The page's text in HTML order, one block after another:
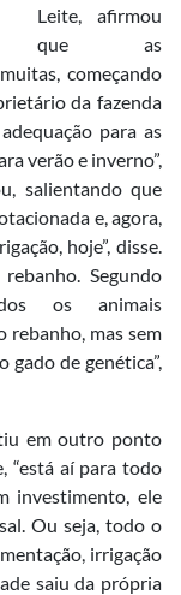
Leite, afirmou
que as
começando
da fazenda
para as
verão e inverno”,
salientando que
e, agora,
hoje”, disse.
Segundo
os animais
rebanho, mas sem
de genética”,
em outro ponto
“está aí para todo
investimento, ele
Ou seja, todo o
irrigação
saiu da própria